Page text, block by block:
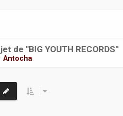
de "BIG YOUTH RECORDS"
Antocha